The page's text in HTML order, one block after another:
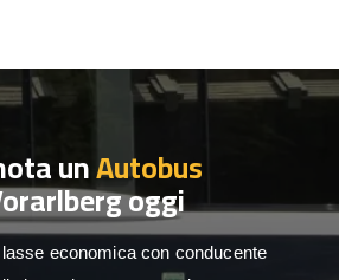
unAutobus
oggi
economica con conducente